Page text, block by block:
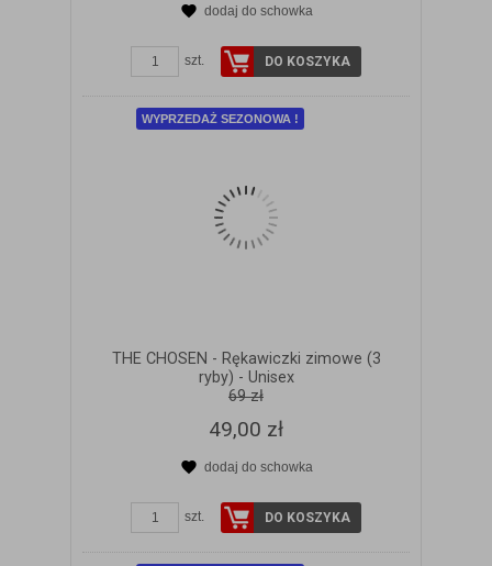
dodaj do schowka
szt. DO KOSZYKA
WYPRZEDAŻ SEZONOWA !
THE CHOSEN - Rękawiczki zimowe (3
ryby) - Unisex
69 zł
49,00 zł
dodaj do schowka
szt. DO KOSZYKA